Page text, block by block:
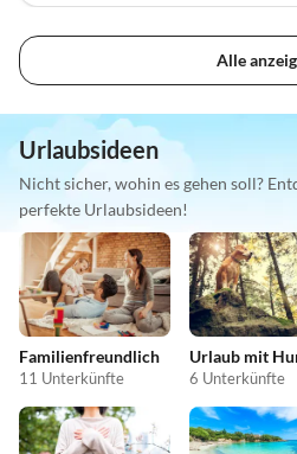
Alle
Urlaubsideen
Nicht sicher, wohin es gehen soll?
perfekte Urlaubsideen!
Familienfreundlich
11 Unterkünfte
Urlaub mit
6 Unterkünfte